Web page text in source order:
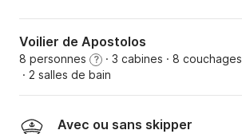
Voilier de Apostolos
8 personnes ? · 3 cabines · 8 couchages
· 2 salles de bain
Avec ou sans skipper